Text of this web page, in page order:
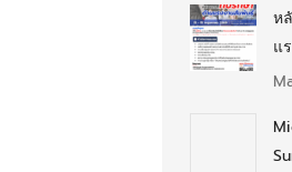
ห
แ